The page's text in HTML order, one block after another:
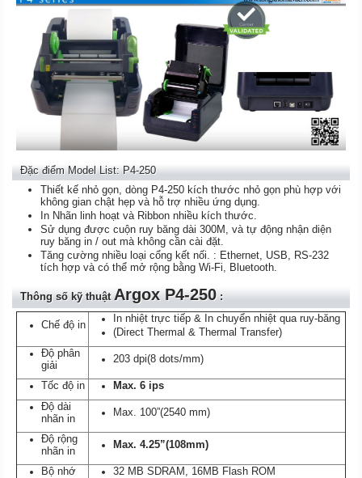
Đặc điểm Model List: P4-250
Thiết kế nhỏ gọn, dòng P4-250 kích thước nhỏ gọn phù hợp với
không gian chật hẹp và hỗ trợ nhiều ứng dụng.
In Nhãn linh hoạt và Ribbon nhiều kích thước.
Sử dụng được cuộn ruy băng dài 300M, và tự động nhận diện
ruy băng in / out mà không cần cài đặt.
Tăng cường nhiều loại cổng kết nối. : Ethernet, USB, RS-232
tích hợp và có thể mở rộng bằng Wi-Fi, Bluetooth.
Thông số kỹ thuật Argox P4-250 :
Chế độ in
In nhiệt trực tiếp & In chuyển nhiệt qua ruy-băng
(Direct Thermal & Thermal Transfer)
Độ phân
giải 203 dpi(8 dots/mm)
Tốc độ in
Max. 6 ips
Độ dài
nhãn in Max. 100”(2540 mm)
Độ rộng
nhãn in Max. 4.25”(108mm)
Bộ nhớ
32 MB SDRAM, 16MB Flash ROM